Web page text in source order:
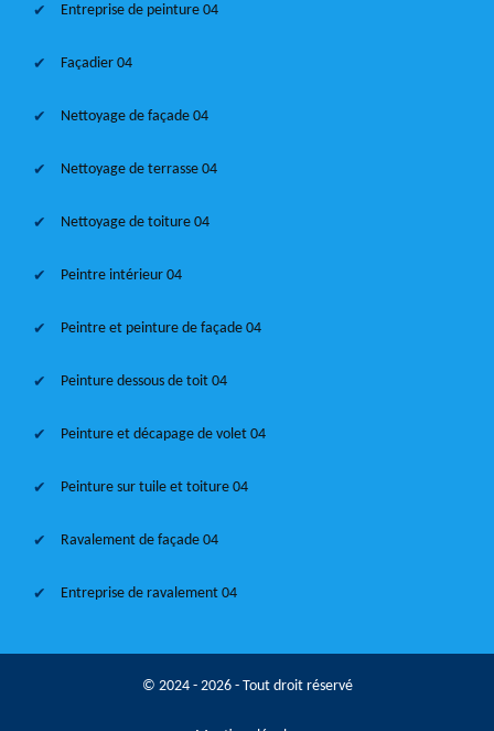
Entreprise de peinture 04
Façadier 04
Nettoyage de façade 04
Nettoyage de terrasse 04
Nettoyage de toiture 04
Peintre intérieur 04
Peintre et peinture de façade 04
Peinture dessous de toit 04
Peinture et décapage de volet 04
Peinture sur tuile et toiture 04
Ravalement de façade 04
Entreprise de ravalement 04
© 2024 - 2026 - Tout droit réservé